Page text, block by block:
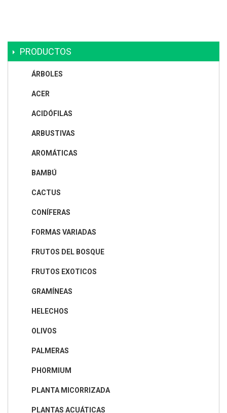
PRODUCTOS
ÁRBOLES
ACER
ACIDÓFILAS
ARBUSTIVAS
AROMÁTICAS
BAMBÚ
CACTUS
CONÍFERAS
FORMAS VARIADAS
FRUTOS DEL BOSQUE
FRUTOS EXOTICOS
GRAMÍNEAS
HELECHOS
OLIVOS
PALMERAS
PHORMIUM
PLANTA MICORRIZADA
PLANTAS ACUÁTICAS